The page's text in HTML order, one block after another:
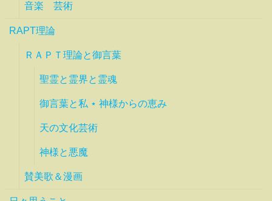
音楽 芸術
RAPT理論
ＲＡＰＴ理論と御言葉
聖霊と霊界と霊魂
御言葉と私 ⋆ 神様からの恵み
天の文化芸術
神様と悪魔
賛美歌＆漫画